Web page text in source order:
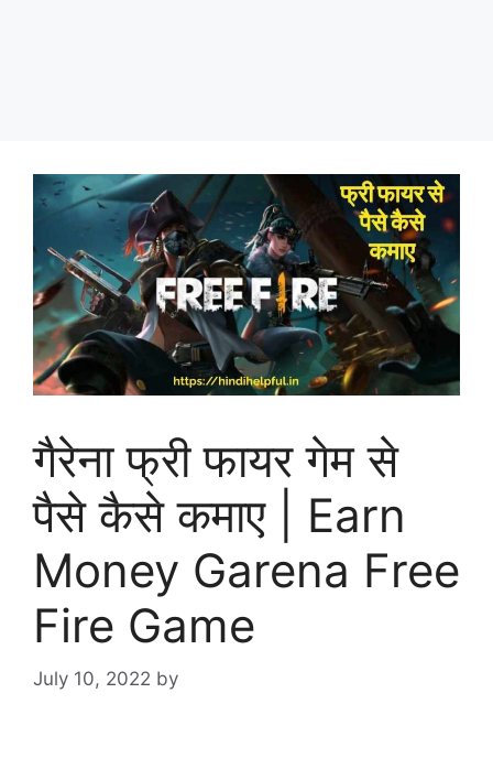
गैरेना फ्री फायर गेम से
पैसे कैसे कमाए | Earn
Money Garena Free
Fire Game
July 10, 2022 by